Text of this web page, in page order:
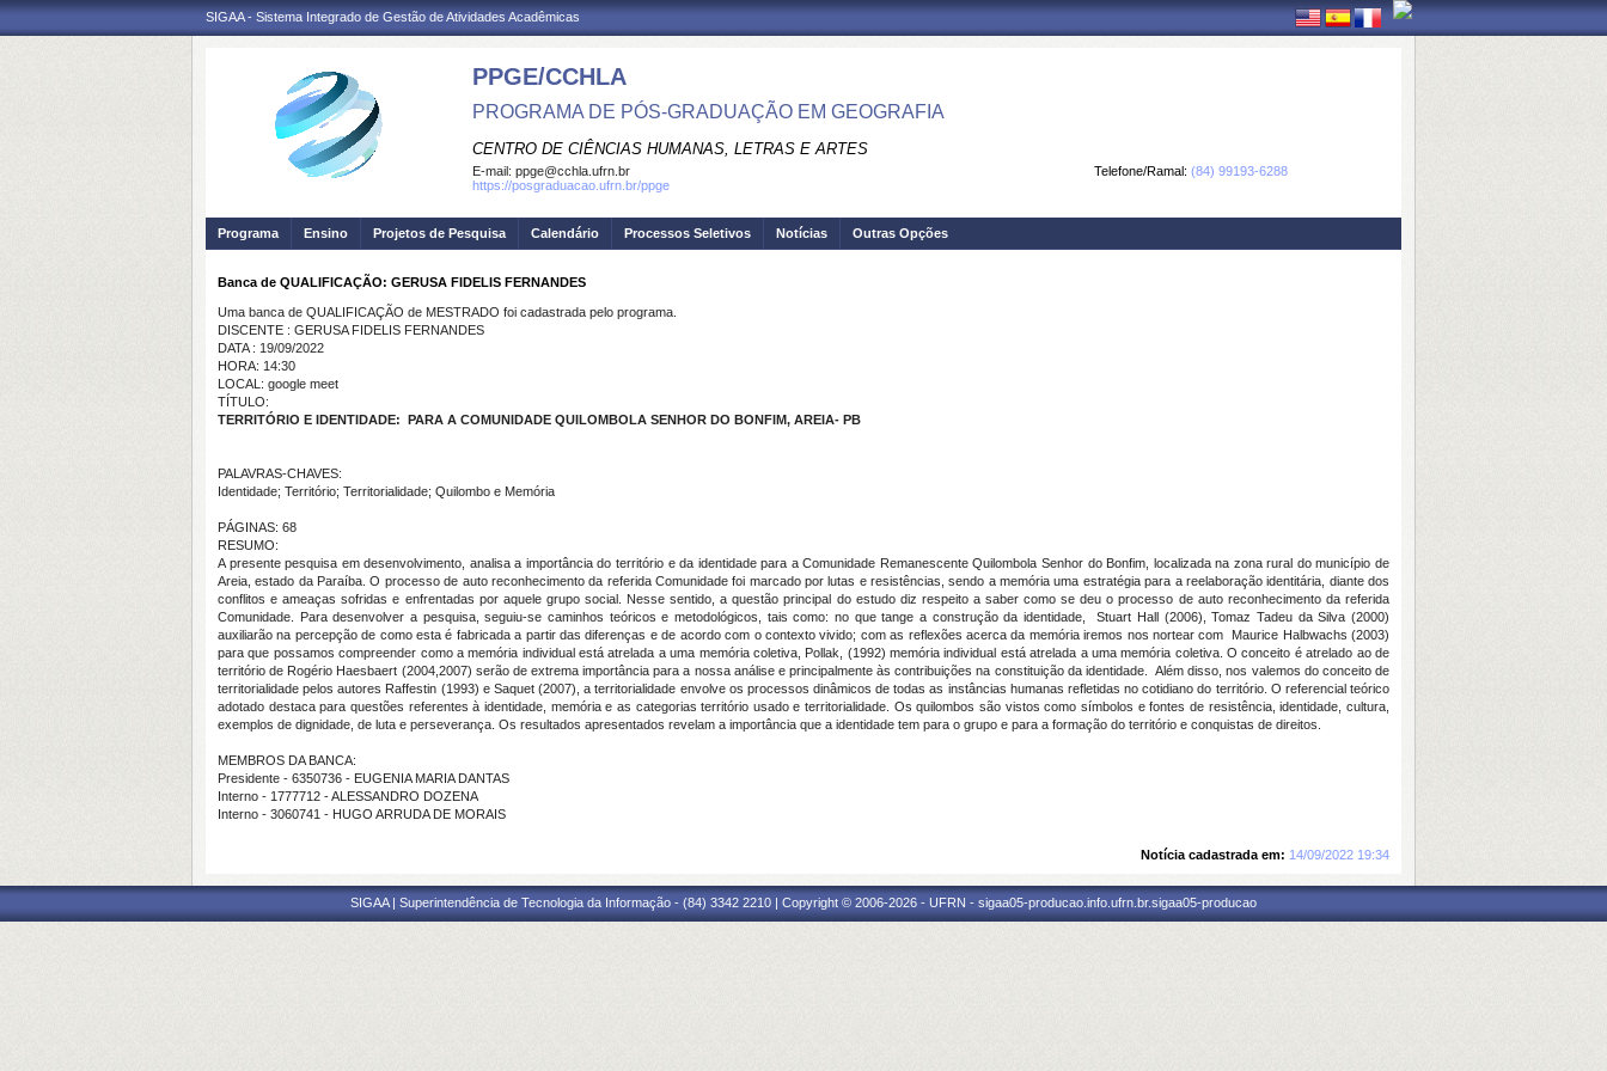
SIGAA - Sistema Integrado de Gestão de Atividades Acadêmicas
PPGE/CCHLA
PROGRAMA DE PÓS-GRADUAÇÃO EM GEOGRAFIA
CENTRO DE CIÊNCIAS HUMANAS, LETRAS E ARTES
Telefone/Ramal: (84) 99193-6288
E-mail: ppge@cchla.ufrn.br
https://posgraduacao.ufrn.br/ppge
Programa Ensino Projetos de Pesquisa Calendário Processos Seletivos Notícias Outras Opções
Banca de QUALIFICAÇÃO: GERUSA FIDELIS FERNANDES
Uma banca de QUALIFICAÇÃO de MESTRADO foi cadastrada pelo programa.
DISCENTE : GERUSA FIDELIS FERNANDES
DATA : 19/09/2022
HORA: 14:30
LOCAL: google meet
TÍTULO:
TERRITÓRIO E IDENTIDADE: PARA A COMUNIDADE QUILOMBOLA SENHOR DO BONFIM, AREIA- PB
PALAVRAS-CHAVES:
Identidade; Território; Territorialidade; Quilombo e Memória
PÁGINAS: 68
RESUMO:
A presente pesquisa em desenvolvimento, analisa a importância do território e da identidade para a Comunidade Remanescente Quilombola Senhor do Bonfim, localizada na zona rural do município de
Areia, estado da Paraíba. O processo de auto reconhecimento da referida Comunidade foi marcado por lutas e resistências, sendo a memória uma estratégia para a reelaboração identitária, diante dos
conflitos e ameaças sofridas e enfrentadas por aquele grupo social. Nesse sentido, a questão principal do estudo diz respeito a saber como se deu o processo de auto reconhecimento da referida
Comunidade. Para desenvolver a pesquisa, seguiu-se caminhos teóricos e metodológicos, tais como: no que tange a construção da identidade, Stuart Hall (2006), Tomaz Tadeu da Silva (2000)
auxiliarão na percepção de como esta é fabricada a partir das diferenças e de acordo com o contexto vivido; com as reflexões acerca da memória iremos nos nortear com Maurice Halbwachs (2003)
para que possamos compreender como a memória individual está atrelada a uma memória coletiva, Pollak, (1992) memória individual está atrelada a uma memória coletiva. O conceito é atrelado ao de
território de Rogério Haesbaert (2004,2007) serão de extrema importância para a nossa análise e principalmente às contribuições na constituição da identidade. Além disso, nos valemos do conceito de
territorialidade pelos autores Raffestin (1993) e Saquet (2007), a territorialidade envolve os processos dinâmicos de todas as instâncias humanas refletidas no cotidiano do território. O referencial teórico
adotado destaca para questões referentes à identidade, memória e as categorias território usado e territorialidade. Os quilombos são vistos como símbolos e fontes de resistência, identidade, cultura,
exemplos de dignidade, de luta e perseverança. Os resultados apresentados revelam a importância que a identidade tem para o grupo e para a formação do território e conquistas de direitos.
MEMBROS DA BANCA:
Presidente - 6350736 - EUGENIA MARIA DANTAS
Interno - 1777712 - ALESSANDRO DOZENA
Interno - 3060741 - HUGO ARRUDA DE MORAIS
Notícia cadastrada em: 14/09/2022 19:34
SIGAA | Superintendência de Tecnologia da Informação - (84) 3342 2210 | Copyright © 2006-2026 - UFRN - sigaa05-producao.info.ufrn.br.sigaa05-producao